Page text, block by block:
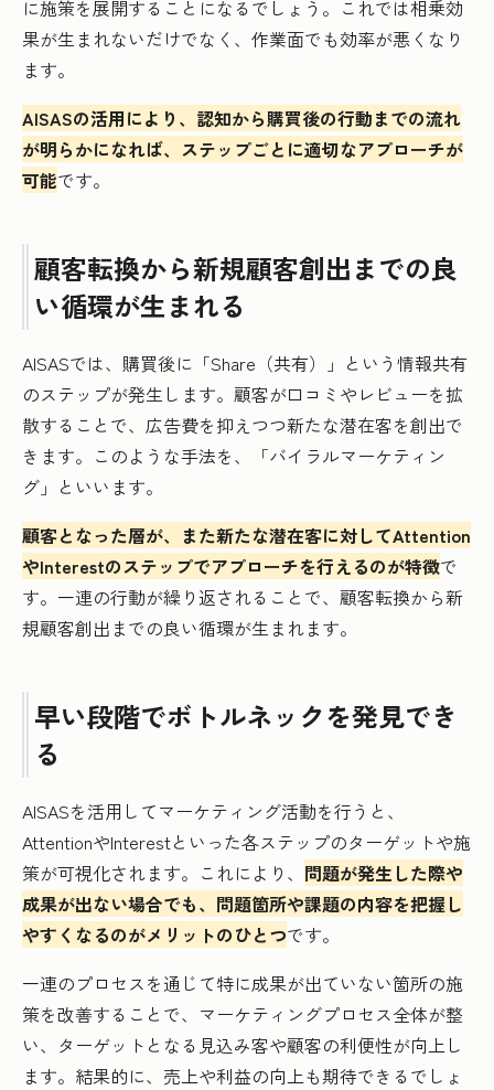
に施策を展開することになるでしょう。これでは相乗効
果が生まれないだけでなく、作業面でも効率が悪くなり
ます。
AISASの活用により、認知から購買後の行動までの流れ
が明らかになれば、ステップごとに適切なアプローチが
可能です。
顧客転換から新規顧客創出までの良
い循環が生まれる
AISASでは、購買後に「Share（共有）」という情報共有
のステップが発生します。顧客が口コミやレビューを拡
散することで、広告費を抑えつつ新たな潜在客を創出で
きます。このような手法を、「バイラルマーケティン
グ」といいます。
顧客となった層が、また新たな潜在客に対してAttention
やInterestのステップでアプローチを行えるのが特徴で
す。一連の行動が繰り返されることで、顧客転換から新
規顧客創出までの良い循環が生まれます。
早い段階でボトルネックを発見でき
る
AISASを活用してマーケティング活動を行うと、
AttentionやInterestといった各ステップのターゲットや施
策が可視化されます。これにより、 問題が発生した際や
成果が出ない場合でも、問題箇所や課題の内容を把握し
やすくなるのがメリットのひとつです。
一連のプロセスを通じて特に成果が出ていない箇所の施
策を改善することで、マーケティングプロセス全体が整
い、ターゲットとなる見込み客や顧客の利便性が向上し
ます。結果的に、売上や利益の向上も期待できるでしょ